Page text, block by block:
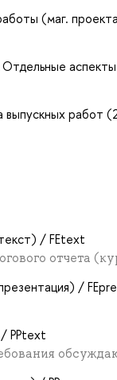
(маг.
работ
/ FEtext
отчета
/
PPtext